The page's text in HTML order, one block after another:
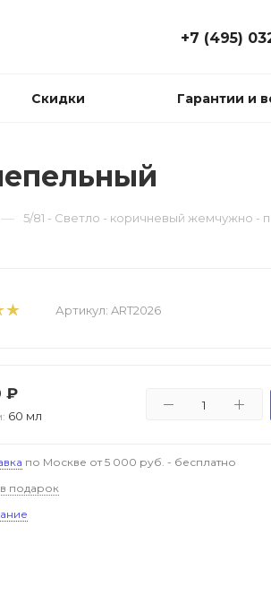
+7 (495)
Скидки Гарантии и
— 5/81 - Светло - коричневый жемчужно -
Артикул: ART2026
₽
60 мл
по Москве от 5 000 руб. - бесплатно
подарок